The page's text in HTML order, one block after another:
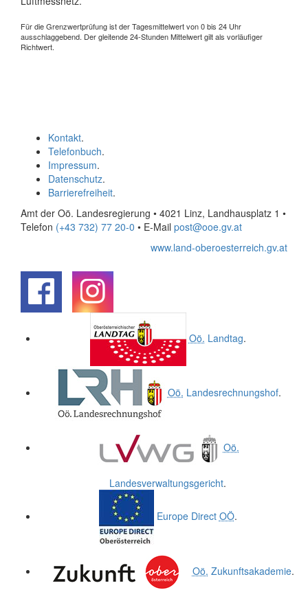
Für die Grenzwertprüfung ist der Tagesmittelwert von 0 bis 24 Uhr
ausschlaggebend. Der gleitende 24-Stunden Mittelwert gilt als vorläufiger
Richtwert.
Kontakt.
Telefonbuch.
Impressum.
Datenschutz.
Barrierefreiheit.
Amt der Oö. Landesregierung • 4021 Linz, Landhausplatz 1 •
Telefon (+43 732) 77 20-0 • E-Mail post@ooe.gv.at
www.land-oberoesterreich.gv.at
Oö. Landtag.
Oö. Landesrechnungshof.
Oö.
Landesverwaltungsgericht.
Europe Direct OÖ.
Oö. Zukunftsakademie.